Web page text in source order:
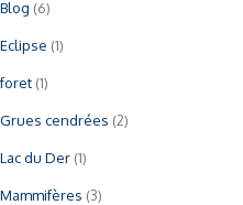
Blog (6)
Eclipse (1)
foret (1)
Grues cendrées (2)
Lac du Der (1)
Mammifères (3)